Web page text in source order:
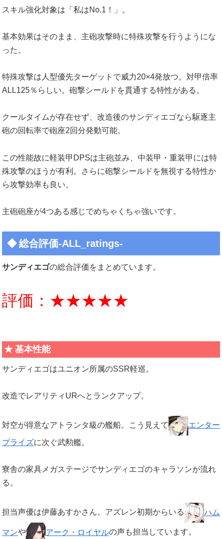
スキル強化対象は「私はNo.1！」。
基本効果はそのまま、主砲攻撃時に特殊攻撃を行うようにな
った。
特殊攻撃は人型優先ターゲットで威力20×4発放つ。対甲倍率
ALL125％らしい。砲撃シールドを貫通する特性がある。
クールタイムが存在せず、改造後のサンディエゴなら駆逐主
砲の回転率で砲座2回分発動可能。
この性能故に軽装甲DPSは主砲並み、中装甲・重装甲には特
殊攻撃のほうが有利。さらに砲撃シールドを無視する特性か
ら攻撃効率も良い。
主砲砲座が4つある感じでめちゃくちゃ強いです。
総合評価-ALL_ratings-
サンディエゴの総合評価をまとめています。
評価：★★★★★
基本性能
サンディエゴはユニオン所属のSSR軽巡。
改造でレアリティURへとランクアップ。
対空が得意なアトランタ級の艦船。こう見えて エンター
プライズに次ぐ武勲艦。
寮舎の家具メガステージでサンディエゴのキャラソンが流れ
る。
担当声優は伊藤あすかさん。アズレン初期からいる ハム
マンや アーク・ロイヤルの声も担当しています。